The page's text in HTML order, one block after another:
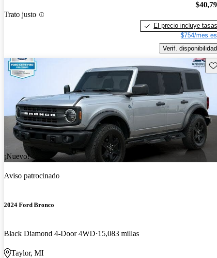
Trato justo
El precio incluye tasas
$754/mes
Verif. disponibilidad
¡Nuevo!
Aviso patrocinado
2024 Ford Bronco
Black Diamond 4-Door 4WD 15,083 millas
Taylor, MI